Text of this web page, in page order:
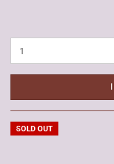
SOLD OUT